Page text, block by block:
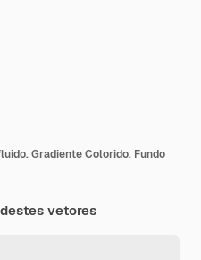
Gradiente Colorido. Fundo
vetores